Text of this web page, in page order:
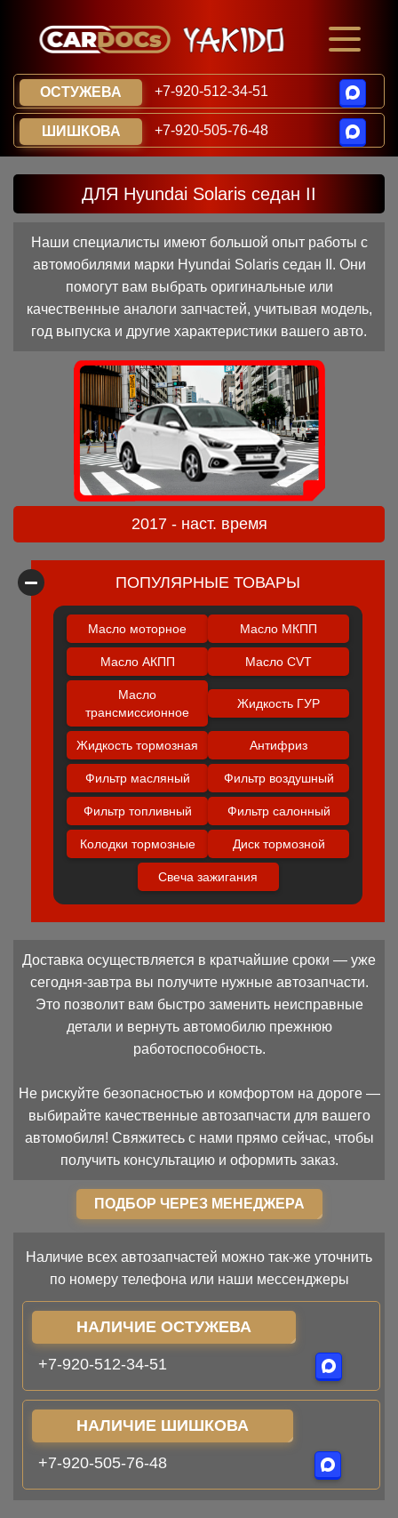
ОСТУЖЕВА +7-920-512-34-51
ШИШКОВА +7-920-505-76-48
ДЛЯ Hyundai Solaris седан II
Наши специалисты имеют большой опыт работы с
автомобилями марки Hyundai Solaris седан II. Они
помогут вам выбрать оригинальные или
качественные аналоги запчастей, учитывая модель,
год выпуска и другие характеристики вашего авто.
2017 - наст. время
ПОПУЛЯРНЫЕ ТОВАРЫ
Масло моторное Масло МКПП
Масло АКПП Масло CVT
Масло
трансмиссионное
Жидкость ГУР
Жидкость тормозная Антифриз
Фильтр масляный Фильтр воздушный
Фильтр топливный Фильтр салонный
Колодки тормозные Диск тормозной
Свеча зажигания
Доставка осуществляется в кратчайшие сроки — уже
сегодня-завтра вы получите нужные автозапчасти.
Это позволит вам быстро заменить неисправные
детали и вернуть автомобилю прежнюю
работоспособность.
Не рискуйте безопасностью и комфортом на дороге —
выбирайте качественные автозапчасти для вашего
автомобиля! Свяжитесь с нами прямо сейчас, чтобы
получить консультацию и оформить заказ.
ПОДБОР ЧЕРЕЗ МЕНЕДЖЕРА
Наличие всех автозапчастей можно так-же уточнить
по номеру телефона или наши мессенджеры
НАЛИЧИЕ ОСТУЖЕВА
+7-920-512-34-51
НАЛИЧИЕ ШИШКОВА
+7-920-505-76-48